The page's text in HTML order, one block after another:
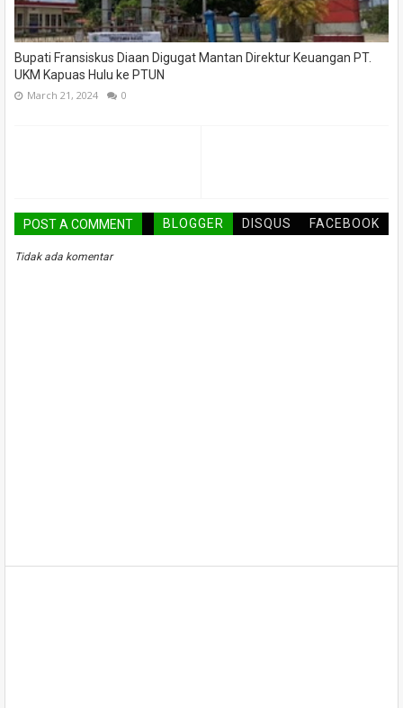
Bupati Fransiskus Diaan Digugat Mantan Direktur Keuangan PT.
UKM Kapuas Hulu ke PTUN
March 21, 2024 0
POST A COMMENT BLOGGER DISQUS FACEBOOK
Tidak ada komentar